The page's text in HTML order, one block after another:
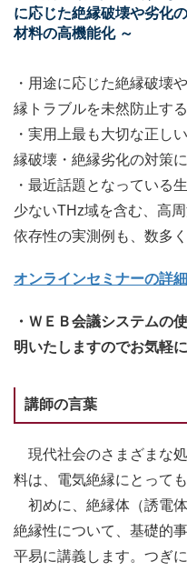
に応じた絶縁破壊や劣化
材料の高機能化 ～
・用途に応じた絶縁破壊
縁トラブルを未然防止す
・実用上最も大切な正し
縁破壊・絶縁劣化の対策
・最近話題となっている
少ないTHz域を含む、高
依存性の実測例も、数多
オンラインセミナーの詳
・ＷＥＢ会議システムの
明いたしますのでお気軽
講師の言葉
現代社会のさまざまな
料は、電気絶縁にとって
初めに、絶縁体（誘電
絶縁性について、基礎的
平易に講義します。つぎ